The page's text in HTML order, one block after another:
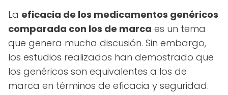
La eficacia de los medicamentos genéricos
comparada con los de marca es un tema
que genera mucha discusión. Sin embargo,
los estudios realizados han demostrado que
los genéricos son equivalentes a los de
marca en términos de eficacia y seguridad.